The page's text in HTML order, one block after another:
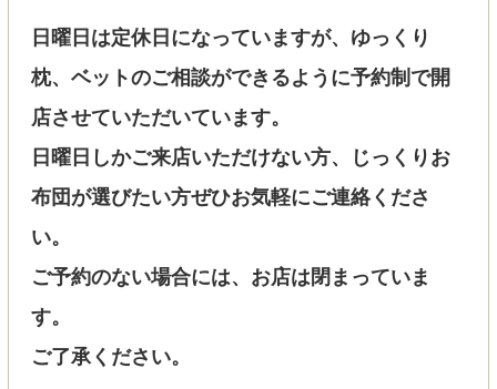
日曜日は定休日になっていますが、ゆっくり
枕、ベットのご相談ができるように予約制で開
店させていただいています。
日曜日しかご来店いただけない方、じっくりお
布団が選びたい方ぜひお気軽にご連絡くださ
い。
ご予約のない場合には、お店は閉まっていま
す。
ご了承ください。